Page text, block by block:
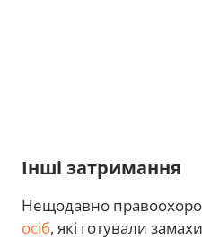
Інші затримання
Нещодавно
осіб, які готували